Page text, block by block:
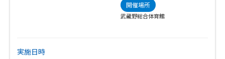
開催場所
武蔵野総合体育館
実施日時